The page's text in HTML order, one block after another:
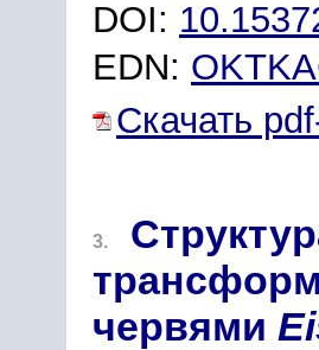
DOI:
EDN:
Скачать
3.
червями